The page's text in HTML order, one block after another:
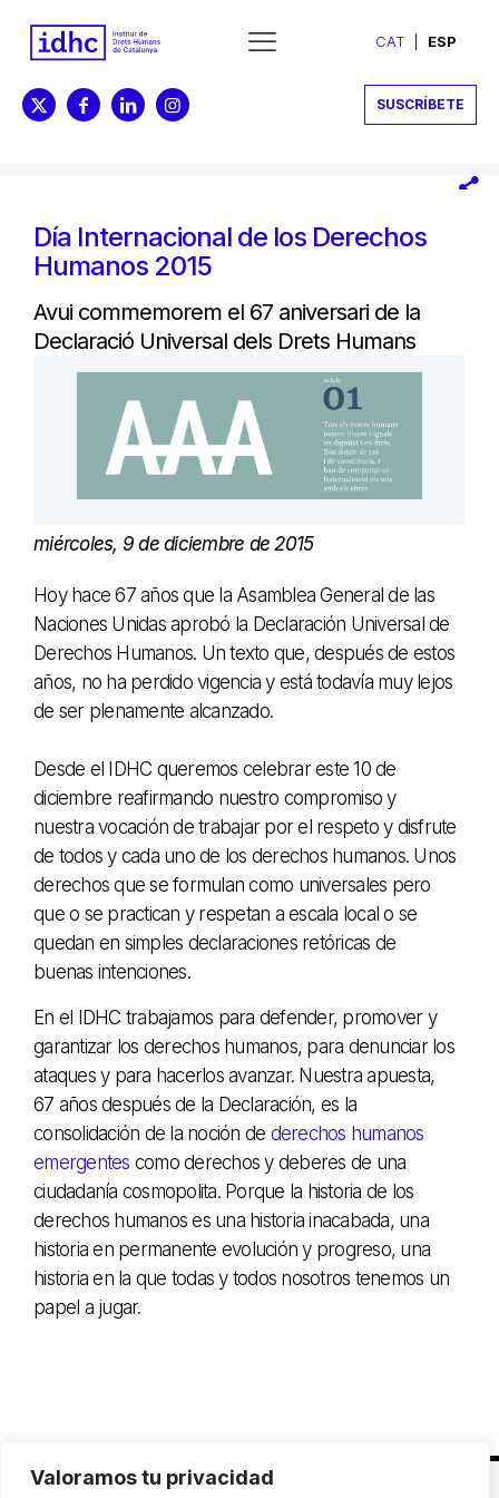
Valoramos tu privacidad
CAT ESP
SUSCRÍBETE
Día Internacional de los Derechos
Humanos 2015
Avui commemorem el 67 aniversari de la
Declaració Universal dels Drets Humans
miércoles, 9 de diciembre de 2015
Hoy hace 67 años que la Asamblea General de las
Naciones Unidas aprobó la Declaración Universal de
Derechos Humanos. Un texto que, después de estos
años, no ha perdido vigencia y está todavía muy lejos
de ser plenamente alcanzado.
Desde el IDHC queremos celebrar este 10 de
diciembre reafirmando nuestro compromiso y
nuestra vocación de trabajar por el respeto y disfrute
de todos y cada uno de los derechos humanos. Unos
derechos que se formulan como universales pero
que o se practican y respetan a escala local o se
quedan en simples declaraciones retóricas de
buenas intenciones.
En el IDHC trabajamos para defender, promover y
garantizar los derechos humanos, para denunciar los
ataques y para hacerlos avanzar. Nuestra apuesta,
67 años después de la Declaración, es la
consolidación de la noción de derechos humanos
emergentes como derechos y deberes de una
ciudadanía cosmopolita. Porque la historia de los
derechos humanos es una historia inacabada, una
historia en permanente evolución y progreso, una
historia en la que todas y todos nosotros tenemos un
papel a jugar.